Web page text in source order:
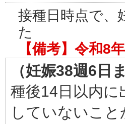
接種日時点で、
た
【備考】令和8
（妊娠38週6日
種後14日以内
していないこ